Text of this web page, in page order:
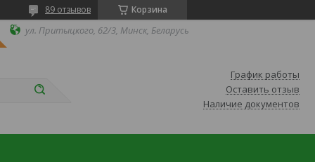
Корзина
89 отзывов
ул. Притыцкого, 62/3, Минск, Беларусь
График работы
Оставить отзыв
Наличие документов